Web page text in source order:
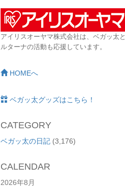
アイリスオーヤマ株式会社は、ベガッ太と
ルターナの活動も応援しています。
HOMEへ
ベガッ太グッズはこちら！
CATEGORY
ベガッ太の日記 (3,176)
CALENDAR
2026年8月